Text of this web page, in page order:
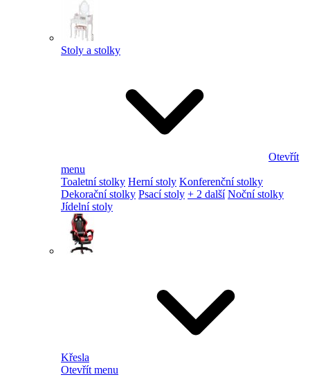
Stoly a stolky
Otevřít
menu
Toaletní stolky Herní stoly Konferenční stolky
Dekorační stolky Psací stoly + 2 další Noční stolky
Jídelní stoly
Křesla
Otevřít menu